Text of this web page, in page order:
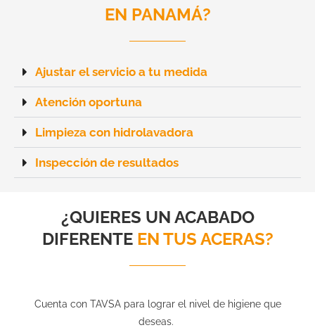
EN PANAMÁ?
Ajustar el servicio a tu medida
Atención oportuna
Limpieza con hidrolavadora
Inspección de resultados
¿QUIERES UN ACABADO
DIFERENTE EN TUS ACERAS?
Cuenta con TAVSA para lograr el nivel de higiene que
deseas.